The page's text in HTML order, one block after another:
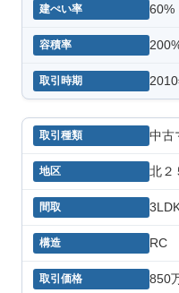
60%
中古
北２
RC
850